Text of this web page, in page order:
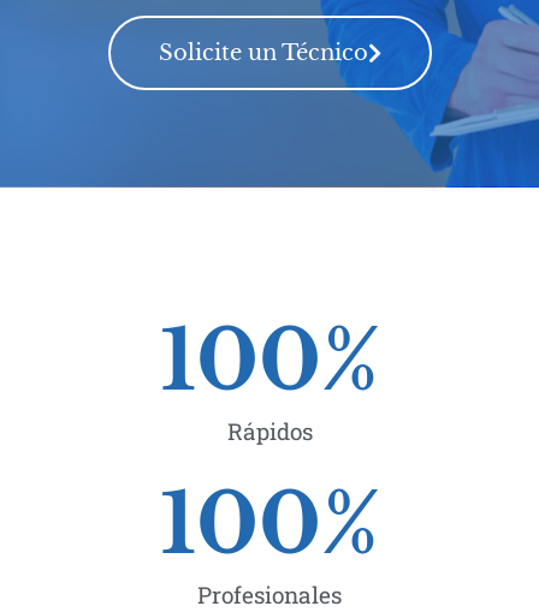
Solicite un Técnico
Rápidos
100%
Profesionales
100%